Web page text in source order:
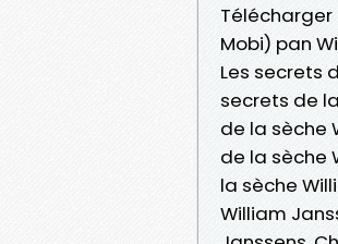
Télécharger
Mobi) pan
Les secrets
secrets de
de la sèche
de la sèche
la sèche
William